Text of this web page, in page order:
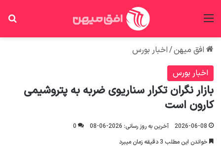
افق میهن/اخبار بورس
اخبار بورس
بازار نگران تکرار سناریوی ضربه به پتروشیمی
کارون است
2026-06-08 آخرین به روز رسانی: 2026-06-08
0
خواندن این مطلب 3 دقیقه زمان میبرد